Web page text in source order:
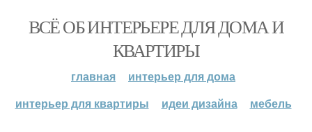
ВСЁ ОБ ИНТЕРЬЕРЕ ДЛЯ ДОМА И
КВАРТИРЫ
главная
интерьер для дома
интерьер для квартиры
идеи дизайна мебель